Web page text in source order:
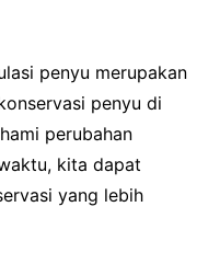
penyu merupakan
penyu di
perubahan
kita dapat
yang lebih